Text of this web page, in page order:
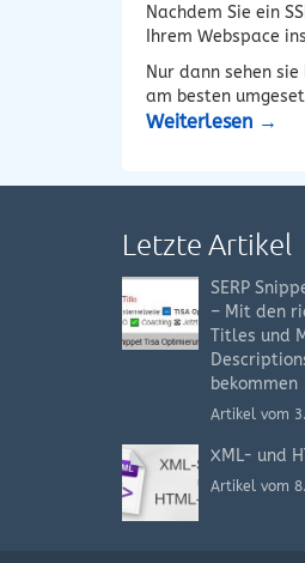
Nachdem Sie ein
Ihrem Webspace
Nur dann sehen
am besten
Weiterlesen →
Letzte Artikel
SERP
– Mit den
Titles und
bekommen
Artikel vom
XML- und
Artikel vom